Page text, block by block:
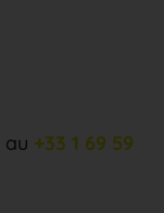
au +33 1 69 59